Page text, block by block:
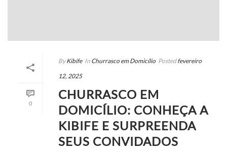
0
By Kibife In Churrasco em Domicílio Posted fevereiro
12, 2025
CHURRASCO EM
DOMICÍLIO: CONHEÇA A
KIBIFE E SURPREENDA
SEUS CONVIDADOS